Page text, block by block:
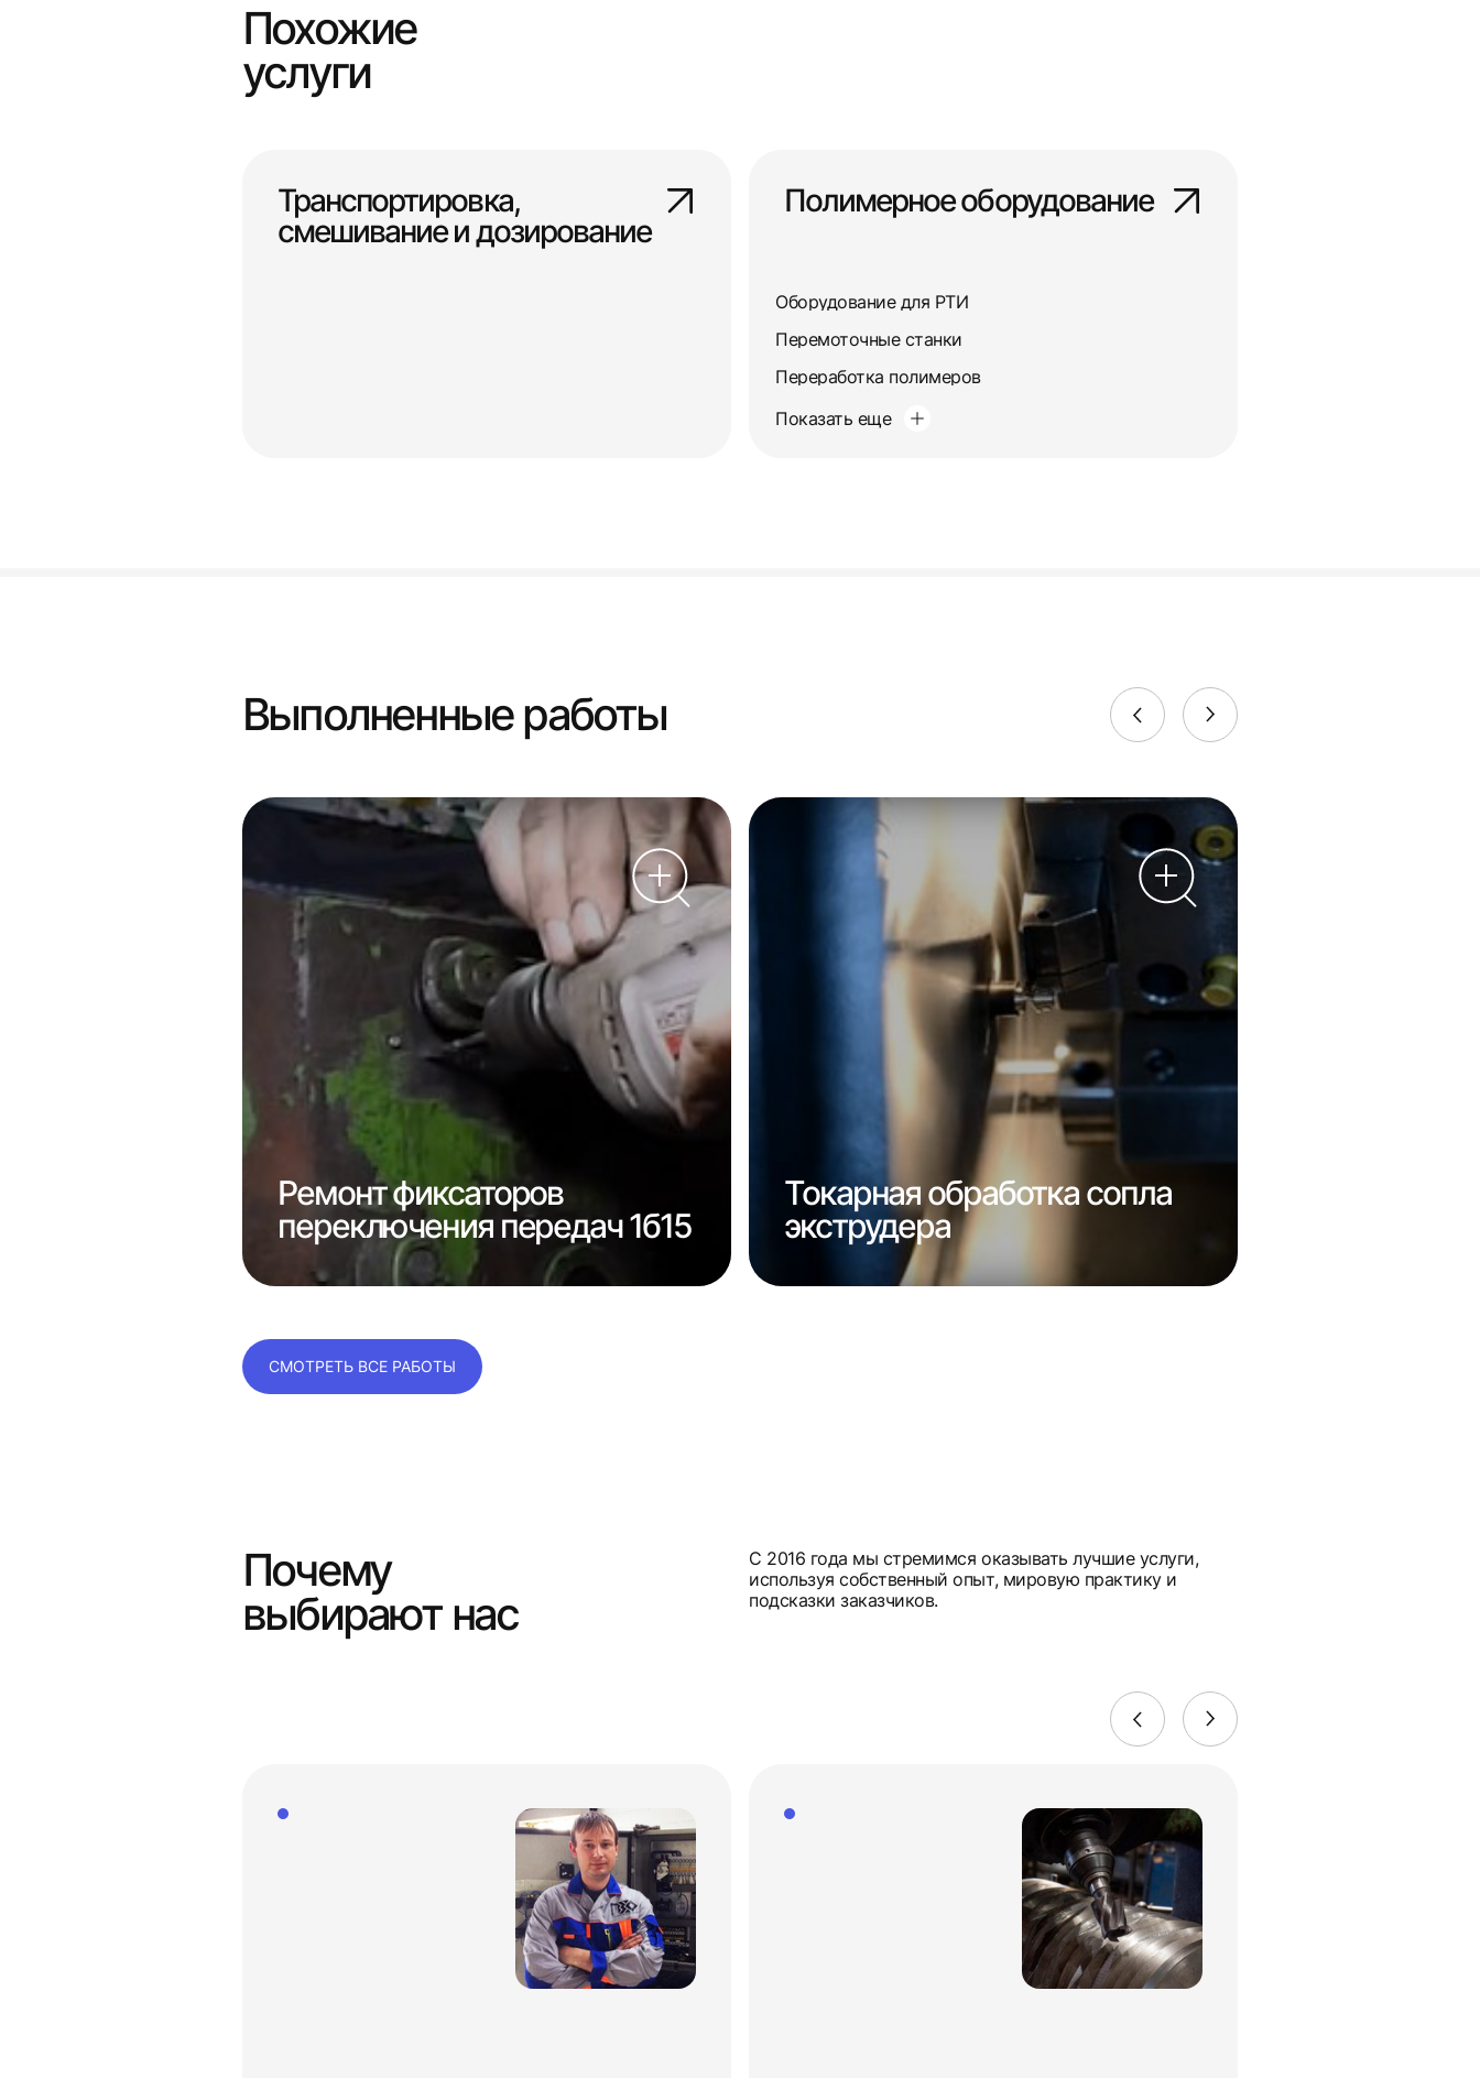
Похожие
услуги
Транспортировка,
смешивание и дозирование
Полимерное оборудование
Оборудование для РТИ
Перемоточные станки
Переработка полимеров
Показать еще
Выполненные работы
Ремонт фиксаторов
переключения передач 1б15
Токарная обработка сопла
экструдера
СМОТРЕТЬ ВСЕ РАБОТЫ
Почему
выбирают нас
С 2016 года мы стремимся оказывать лучшие услуги,
используя собственный опыт, мировую практику и
подсказки заказчиков.